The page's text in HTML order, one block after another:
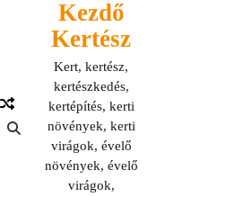
Kezdő
Kertész
Kert, kertész,
kertészkedés,
kertépítés, kerti
növények, kerti
virágok, évelő
növények, évelő
virágok,